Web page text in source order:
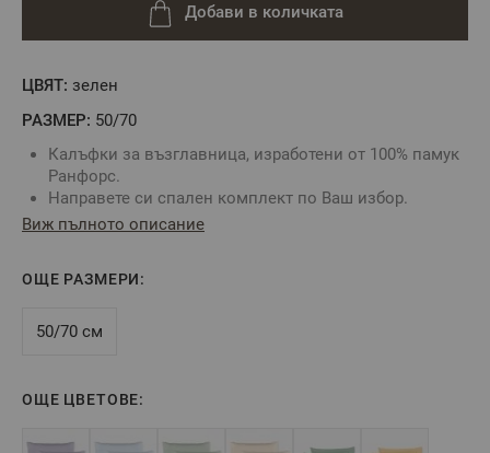
ЦВЯТ: зелен
РАЗМЕР: 50/70
Калъфки за възглавница, изработени от 100% памук
Ранфорс.
Направете си спален комплект по Ваш избор.
Изберете желания от Вас цвят на калъфка, чаршаф и
Произведено в България
Състав:
разминаване в тоновете и цветовете.
Виж пълното описание
ОЩЕ РАЗМЕРИ:
50/70 см
ОЩЕ ЦВЕТОВЕ:
Добави в количката